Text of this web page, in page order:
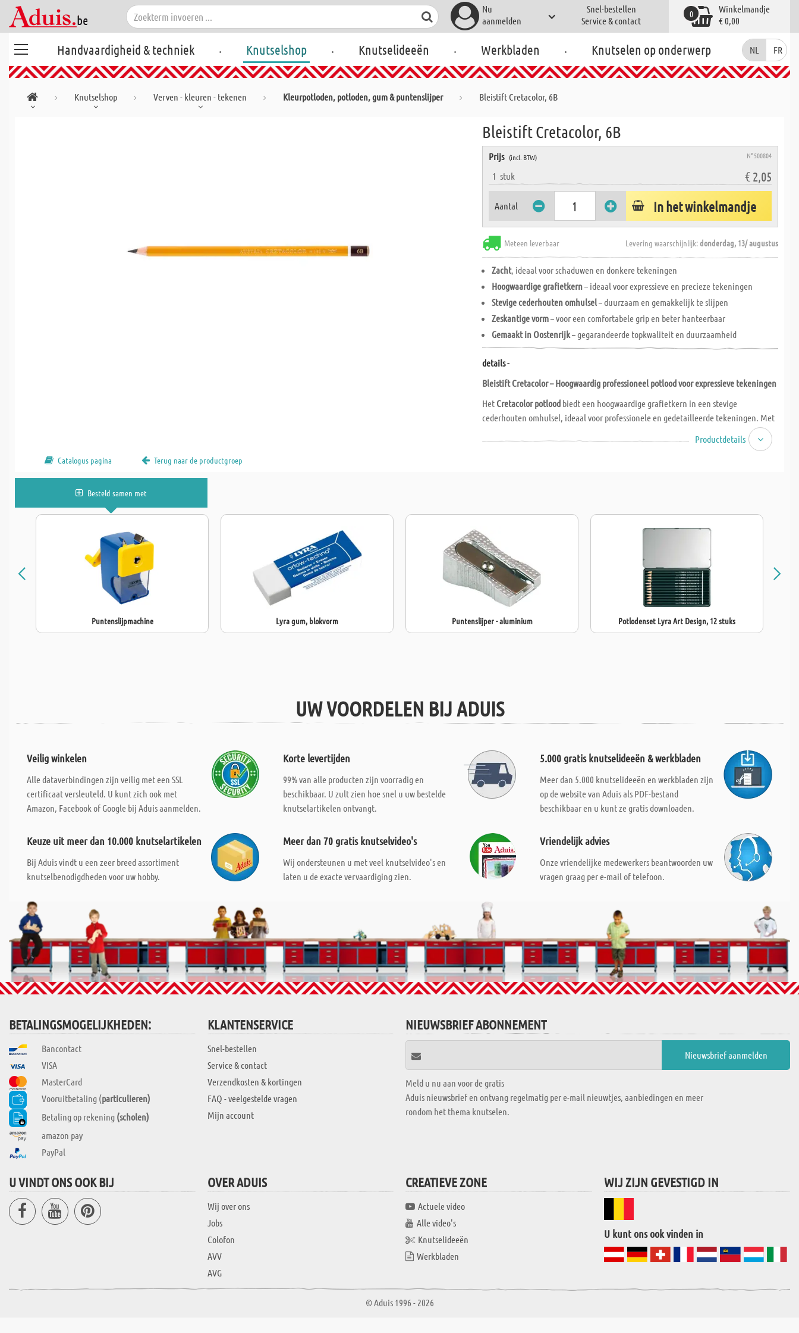
Nu
aanmelden
Snel-bestellen
Service & contact
Winkelmandje
€ 0,00
0
Handvaardigheid & techniek . Knutselshop . Knutselideeën . Werkbladen . Knutselen op onderwerp NL FR
Knutselshop Verven - kleuren - tekenen Kleurpotloden, potloden, gum & puntenslijper Bleistift Cretacolor, 6B
Bleistift Cretacolor, 6B
Prijs (incl. BTW) N° 500804
1stuk € 2,05
Aantal In het winkelmandje
Meteen leverbaar Levering waarschijnlijk:donderdag, 13/ augustus
Zacht, ideaal voor schaduwen en donkere tekeningen
Hoogwaardige grafietkern– ideaal voor expressieve en precieze tekeningen
Stevige cederhouten omhulsel– duurzaam en gemakkelijk te slijpen
Zeskantige vorm– voor een comfortabele grip en beter hanteerbaar
Gemaakt in Oostenrijk– gegarandeerde topkwaliteit en duurzaamheid
details -
Bleistift Cretacolor – Hoogwaardig professioneel potlood voor expressieve tekeningen
Het Cretacolor potlood biedt een hoogwaardige grafietkern in een stevige
cederhouten omhulsel, ideaal voor professionele en gedetailleerde tekeningen. Met
een uitstekende breukbestendigheid en gemakkelijk te slijpen, is dit potlood perfect
voor dagelijks gebruik en duurzame kunstwerken. De
zeskantige vormzorgt voor een
voor gedetailleerde en creatieve kunstwerken. Ideaal voor kunstenaars en
creatievelingen die waarde hechten aan kwaliteit en expressiviteit!
Productdetails
Catalogus pagina Terug naar de productgroep
Besteld samen met
Puntenslijpmachine Lyra gum, blokvorm Puntenslijper - aluminium Potlodenset Lyra Art Design, 12 stuks
UW VOORDELEN BIJ ADUIS
Veilig winkelen
Alle dataverbindingen zijn veilig met een SSL
certificaat versleuteld. U kunt zich ook met
Amazon, Facebook of Google bij Aduis aanmelden.
Korte levertijden
99% van alle producten zijn voorradig en
beschikbaar. U zult zien hoe snel u uw bestelde
knutselartikelen ontvangt.
5.000 gratis knutselideeën & werkbladen
Meer dan 5.000 knutselideeën en werkbladen zijn
op de website van Aduis als PDF-bestand
beschikbaar en u kunt ze gratis downloaden.
Keuze uit meer dan 10.000 knutselartikelen
Bij Aduis vindt u een zeer breed assortiment
knutselbenodigdheden voor uw hobby.
Meer dan 70 gratis knutselvideo's
Wij ondersteunen u met veel knutselvideo's en
laten u de exacte vervaardiging zien.
Vriendelijk advies
Onze vriendelijke medewerkers beantwoorden uw
vragen graag per e-mail of telefoon.
BETALINGSMOGELIJKHEDEN:
Bancontact
VISA
MasterCard
Vooruitbetaling (particulieren)
Betaling op rekening (scholen)
amazon pay
PayPal
KLANTENSERVICE
Snel-bestellen
Service & contact
Verzendkosten & kortingen
FAQ - veelgestelde vragen
Mijn account
NIEUWSBRIEF ABONNEMENT
Meld u nu aan voor de gratis
Aduis nieuwsbrief en ontvang regelmatig per e-mail nieuwtjes, aanbiedingen en meer
rondom het thema knutselen.
U VINDT ONS OOK BIJ OVER ADUIS
Wij over ons
Jobs
Colofon
AVV
AVG
CREATIEVE ZONE
Actuele video
Alle video's
Knutselideeën
Werkbladen
WIJ ZIJN GEVESTIGD IN
U kunt ons ook vinden in
© Aduis 1996 - 2026